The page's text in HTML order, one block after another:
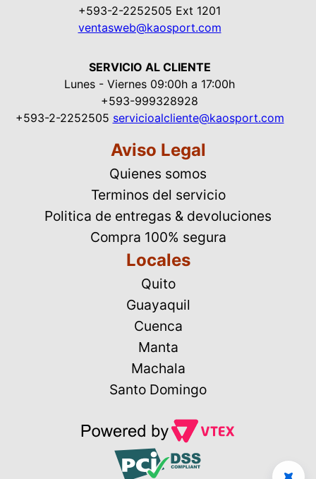
+593-2-2252505 Ext 1201
ventasweb@kaosport.com
SERVICIO AL CLIENTE
Lunes - Viernes 09:00h a 17:00h
+593-999328928
+593-2-2252505 servicioalcliente@kaosport.com
Aviso Legal
Quienes somos
Terminos del servicio
Politica de entregas & devoluciones
Compra 100% segura
Locales
Quito
Guayaquil
Cuenca
Manta
Machala
Santo Domingo